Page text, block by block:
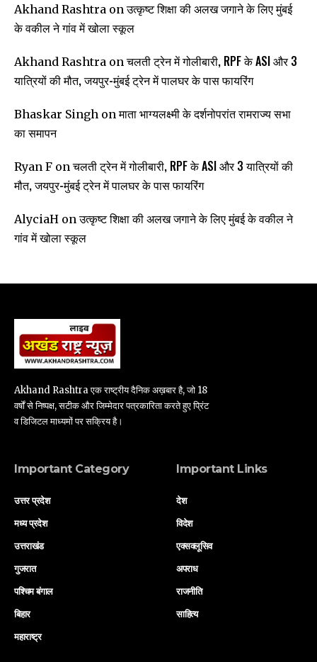
Akhand Rashtra onउत्कृष्ट शिक्षा की अलख जगाने के लिए मुंबई
के वकील ने गांव में खोला स्कूल
Akhand Rashtra onचलती ट्रेन में गोलीबारी, RPF के ASI और 3
यात्रियों की मौत, जयपुर-मुंबई ट्रेन में पालघर के पास फायरिंग
Bhaskar Singh onमाता भाग्यलक्ष्मी के दर्शनोपरांत रामराज्य सभा
का समापन
Ryan F onचलती ट्रेन में गोलीबारी, RPF के ASI और 3 यात्रियों की
मौत, जयपुर-मुंबई ट्रेन में पालघर के पास फायरिंग
AlyciaH onउत्कृष्ट शिक्षा की अलख जगाने के लिए मुंबई के वकील ने
गांव में खोला स्कूल
Akhand Rashtra एक राष्ट्रीय दैनिक अख़बार है, जो 18
वर्षों से निष्पक्ष, सटीक और जिम्मेदार पत्रकारिता करते हुए प्रिंट
व डिजिटल माध्यमों पर सक्रिय है।
Important Category
उत्तर प्रदेश
मध्य प्रदेश
उत्तराखंड
गुजरात
पश्चिम बंगाल
बिहार
महाराष्ट्र
Important Links
देश
विदेश
एक्सक्लूसिव
अपराध
राजनीति
साहित्य